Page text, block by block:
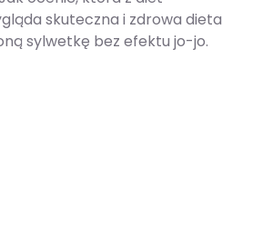
skuteczna i zdrowa dieta
sylwetkę bez efektu jo-jo.